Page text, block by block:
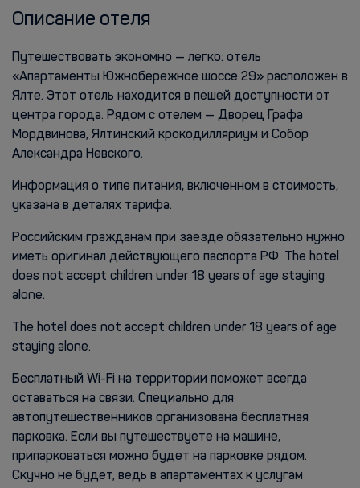
Описание отеля
Путешествовать экономно — легко: отель
«Апартаменты Южнобережное шоссе 29» расположен в
Ялте. Этот отель находится в пешей доступности от
центра города. Рядом с отелем — Дворец Графа
Мордвинова, Ялтинский крокодилляриум и Собор
Александра Невского.
Информация о типе питания, включенном в стоимость,
указана в деталях тарифа.
Российским гражданам при заезде обязательно нужно
иметь оригинал действующего паспорта РФ. The hotel
does not accept children under 18 years of age staying
alone.
The hotel does not accept children under 18 years of age
staying alone.
Бесплатный Wi-Fi на территории поможет всегда
оставаться на связи. Специально для
автопутешественников организована бесплатная
парковка. Если вы путешествуете на машине,
припарковаться можно будет на парковке рядом.
Скучно не будет, ведь в апартаментах к услугам